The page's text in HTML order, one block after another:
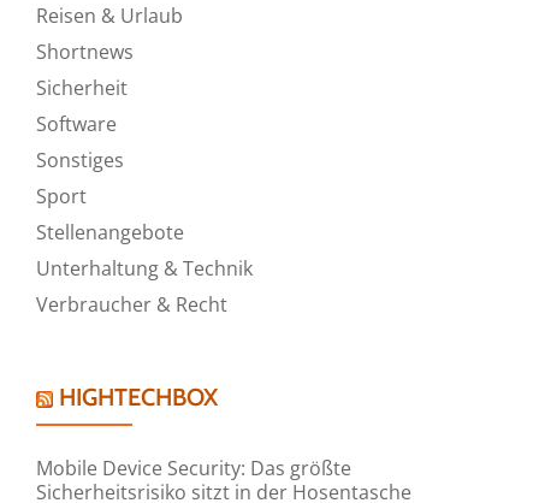
Reisen & Urlaub
Shortnews
Sicherheit
Software
Sonstiges
Sport
Stellenangebote
Unterhaltung & Technik
Verbraucher & Recht
HIGHTECHBOX
Mobile Device Security: Das größte
Sicherheitsrisiko sitzt in der Hosentasche